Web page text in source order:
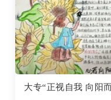
大专“正视自我 向阳